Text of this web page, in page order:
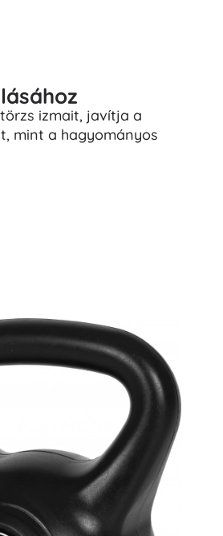
izmait, javítja a
mint a hagyományos